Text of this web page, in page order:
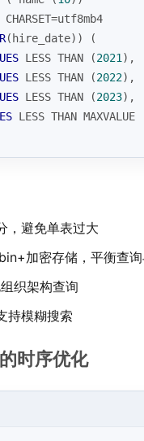
CHARSET=utf8mb4
(hire_date)) (
LESS THAN (2021 ),
LESS THAN (2022),
LESS THAN (2023),
LESS THAN MAXVALUE
，避免单表过大
加密存储，平衡查
织架构查询
持模糊搜索
时序优化